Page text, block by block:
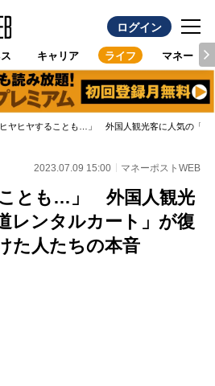
ログイン
キャリア ライフ マネー
ヒヤヒヤすることも…」 外国人観光客に人気の「
2023.07.09 15:00 マネーポストWEB
ことも…」 外国人観光
レンタルカート」が復
た人たちの本音